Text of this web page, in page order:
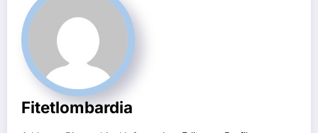
Fitetlombardia